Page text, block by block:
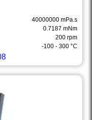
40000000 mPa.s
0.7187 mNm
200 rpm
-100 - 300 °C